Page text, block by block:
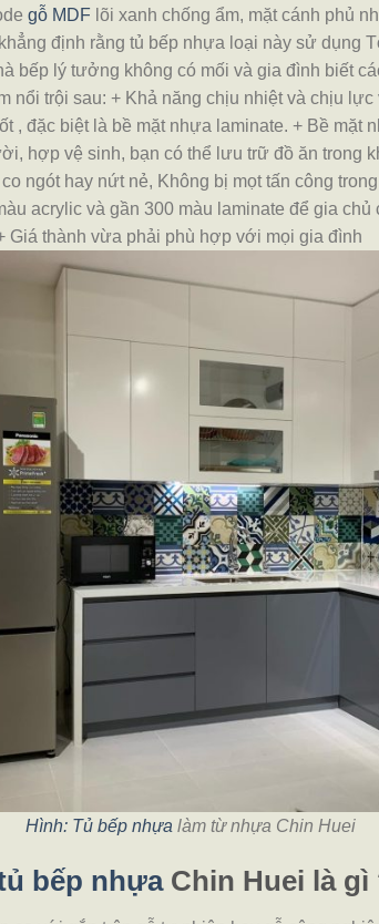
gỗ MDF lõi xanh chống ẩm, mặt cánh phủ
định rằng tủ bếp nhựa loại này sử dụng
bếp lý tưởng không có mối và gia đình biết
nổi trội sau: + Khả năng chịu nhiệt và chịu
, đặc biệt là bề mặt nhựa laminate. + Bề mặt
hợp vệ sinh, bạn có thể lưu trữ đồ ăn trong
ngót hay nứt nẻ, Không bị mọt tấn công
acrylic và gần 300 màu laminate để gia
Giá thành vừa phải phù hợp với mọi gia đình
Hình: Tủ bếp nhựa làm từ nhựa Chin Huei
bếp nhựaChin Huei là gì